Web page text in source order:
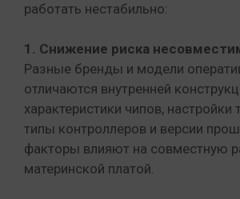
работать нестабильно:
1. Снижение риска
Разные бренды и модели
отличаются внутренней
характеристики чипов, настройки
типы контроллеров и версии
факторы влияют на совместную
материнской платой.